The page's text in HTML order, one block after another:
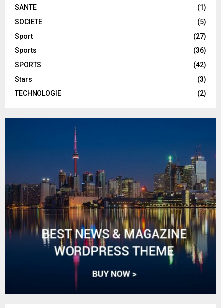
SANTE
(1)
SOCIETE
(5)
Sport
(27)
Sports
(36)
SPORTS
(42)
Stars
(3)
TECHNOLOGIE
(2)